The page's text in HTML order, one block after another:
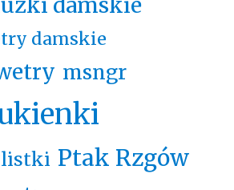
damskie
msngr
Ptak Rzgów